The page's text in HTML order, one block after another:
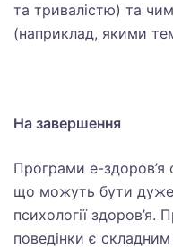
та тривалістю) та
(наприклад, якими
На завершення
Програми е-здоров’я
що можуть бути
психології здоров’я.
поведінки є